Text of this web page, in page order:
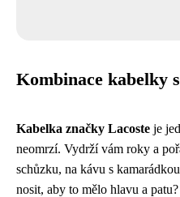
Kombinace kabelky
Kabelka značky Lacoste je
neomrzí. Vydrží vám roky a
schůzku, na kávu s
nosit, aby to mělo hlavu a patu?